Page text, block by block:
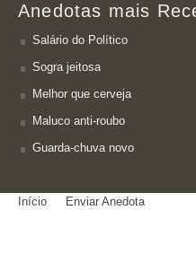
Anedotas mais
Salário do Político
Sogra jeitosa
Melhor que cerveja
Maluco anti-roubo
Guarda-chuva novo
Início Enviar Anedota